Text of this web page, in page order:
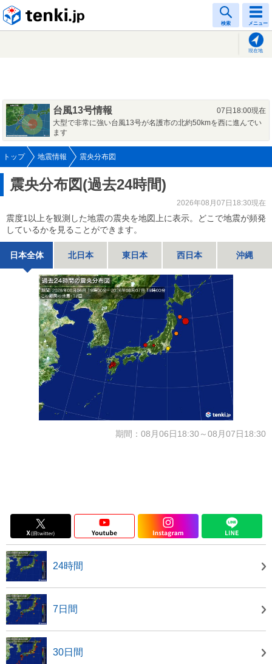
検索 メニュー
現在地
台風13号情報
07日18:00現在
大型で非常に強い台風13号が名護市の北約50kmを西に進んでい
ます
トップ 地震情報 震央分布図
震央分布図(過去24時間)
2026年08月07日18:30現在
震度1以上を観測した地震の震央を地図上に表示。どこで地震が頻発
しているかを見ることができます。
日本全体 北日本 東日本 西日本 沖縄
期間：08月06日18:30～08月07日18:30
24時間
7日間
30日間